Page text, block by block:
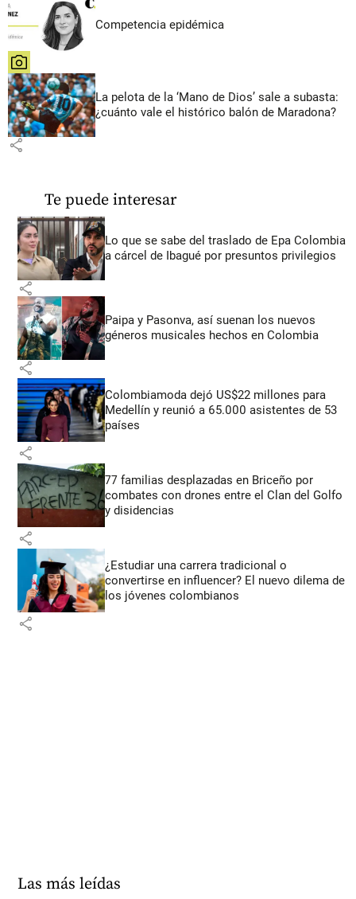
Competencia epidémica
share
La pelota de la ‘Mano de Dios’ sale a subasta:
¿cuánto vale el histórico balón de Maradona?
share
Te puede interesar
Lo que se sabe del traslado de Epa Colombia
a cárcel de Ibagué por presuntos privilegios
share
Paipa y Pasonva, así suenan los nuevos
géneros musicales hechos en Colombia
share
Colombiamoda dejó US$22 millones para
Medellín y reunió a 65.000 asistentes de 53
países
share
77 familias desplazadas en Briceño por
combates con drones entre el Clan del Golfo
y disidencias
share
¿Estudiar una carrera tradicional o
convertirse en influencer? El nuevo dilema de
los jóvenes colombianos
share
Las más leídas